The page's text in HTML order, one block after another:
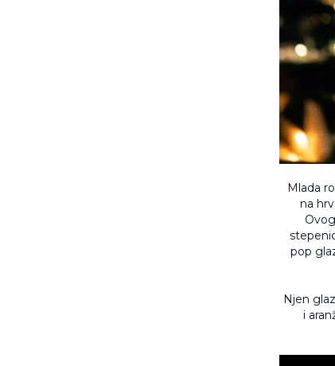
Mlada
na
pop
Njen
i